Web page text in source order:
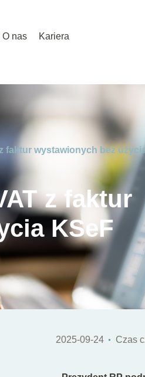
O nas Kariera
faktur wystawionych bez
z faktur
KSeF
2025-09-24 Czas